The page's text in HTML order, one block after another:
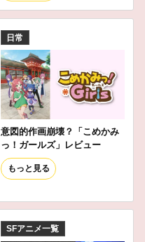
日常
意図的作画崩壊？「こめかみ
っ！ガールズ」レビュー
もっと見る
SFアニメ一覧